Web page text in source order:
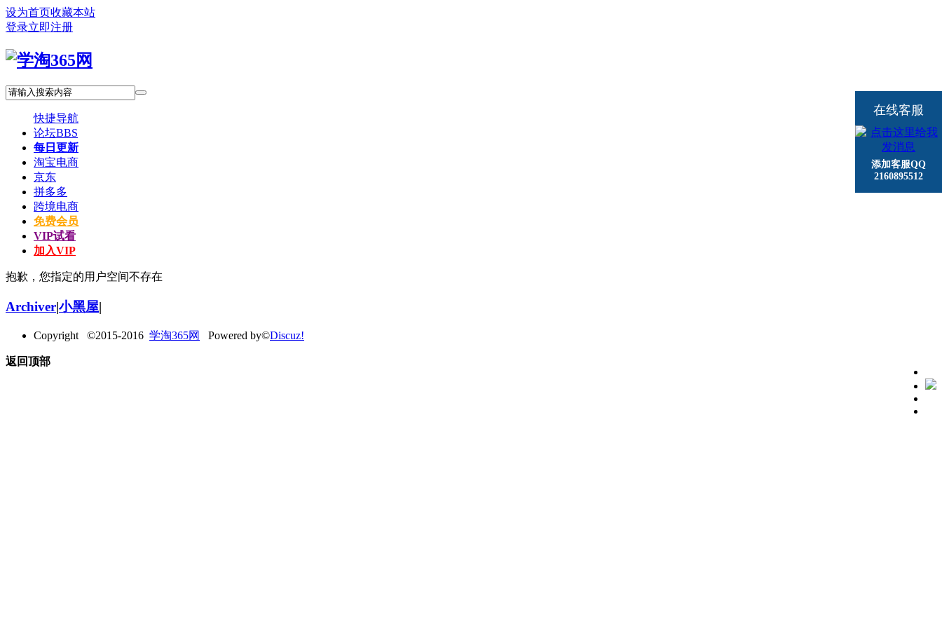
设为首页收藏本站
登录立即注册
快捷导航
论坛BBS
每日更新
淘宝电商
京东
拼多多
跨境电商
免费会员
VIP试看
加入VIP
抱歉，您指定的用户空间不存在
在线客服
添加客服QQ
2160895512
Archiver|小黑屋|
Copyright ©2015-2016 学淘365网 Powered by©Discuz!
返回顶部